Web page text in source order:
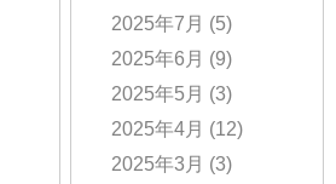
2025年7月 (5)
2025年6月 (9)
2025年5月 (3)
2025年4月 (12)
2025年3月 (3)